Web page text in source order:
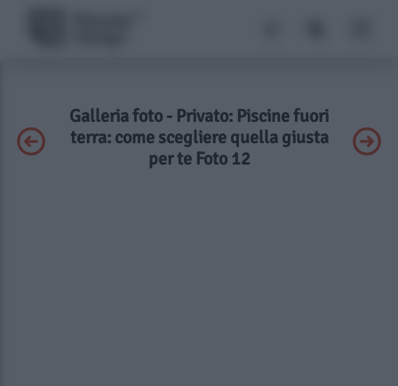
Galleria foto - Privato: Piscine fuori
terra: come scegliere quella giusta
per te Foto 12